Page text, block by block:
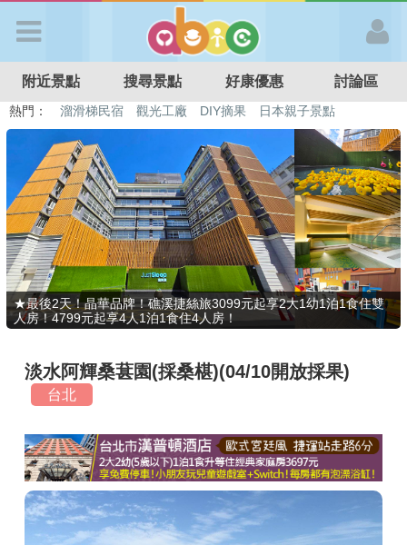
APP登入
首 頁
搜尋景點
好康優惠
最新消息
最新留言
商家合作
推薦景點
附近景點 搜尋景點 好康優惠 討論區
熱門： 溜滑梯民宿 觀光工廠 DIY摘果
日本親子景點
特色遊戲場
親子住房優惠 台北親子餐廳 溫泉泡湯SPA
★最後2天！晶華品牌！礁溪捷絲旅3099元起享2大1幼1泊1食住雙
人房！4799元起享4人1泊1食住4人房！
淡水阿輝桑葚園(採桑椹)(04/10開放採果)
台北